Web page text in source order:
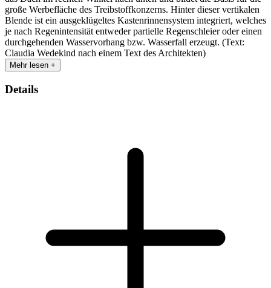
große Werbefläche des Treibstoffkonzerns. Hinter dieser vertikalen
Blende ist ein ausgeklügeltes Kastenrinnensystem integriert, welches
je nach Regenintensität entweder partielle Regenschleier oder einen
durchgehenden Wasservorhang bzw. Wasserfall erzeugt. (Text:
Claudia Wedekind nach einem Text des Architekten)
Mehr lesen +
Details